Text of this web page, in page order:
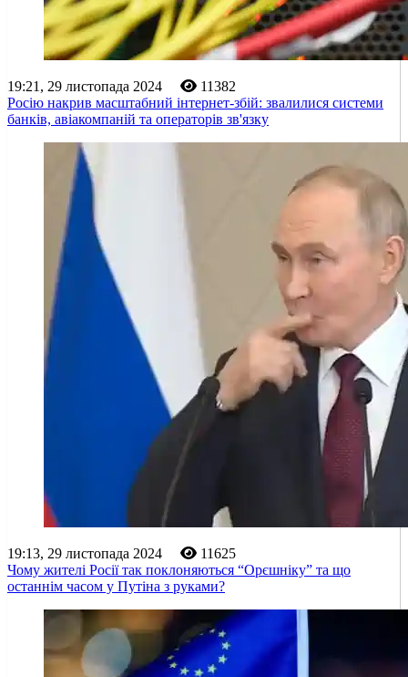
19:21, 29 листопада 2024
11382
Росію накрив масштабний інтернет-збій: звалилися системи
банків, авіакомпаній та операторів зв'язку
19:13, 29 листопада 2024
11625
Чому жителі Росії так поклоняються “Орєшніку” та що
останнім часом у Путіна з руками?